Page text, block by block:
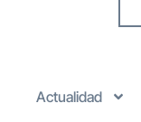
Actualidad